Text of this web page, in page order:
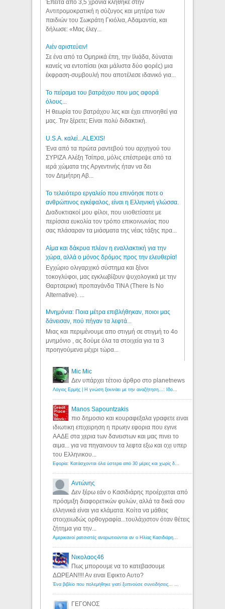
Έπειτα από 3,5 χρόνια κλήθηκε στην
Αντιτρομοκρατική η σύζυγος και μητέρα των
παιδιών του Σωκράτη Γκιόλια, Αδαμαντία, και
δήλωσε: «Μας έλεγ...
Aιέν αριστεύειν!
Σε ένα από τα Ομηρικά έπη, την Ιλιάδα, δύναται
κανείς να εντοπίσει (και μάλιστα δύο φορές) μια
έκφραση-συμβουλή που αποτέλεσε ιδανικό για...
Το πείραμα του βατράχου που μας αφορά
όλους...
Η θεωρία του βατράχου λες και έχει επινοηθεί για
μας. Την ξέρετε; Είναι πολύ διδακτική.
U.S.A. καλεί...ALEXIS!
Ένα από τα πρώτα ραντεβού του αρχηγού του
ΣΥΡΙΖΑ Αλέξη Τσίπρα, μόλις επέστρεψε από τα
ιερά χώματα της Αργεντινής ήταν να δει
τον Δημήτρη Αβ...
Το τελειότερο εργαλείο που επινόησε ποτε ο
ανθρώπινος εγκέφαλος, είναι η Ελληνική γλώσσα.
Διαδυκτιακοί μου φίλοι, που υιοθετίσατε με
περίσσια ευκολία τον τρόπο επικοινωνίας που
σας πλάσαραν τα μιάσματα της νέας τάξης πρα...
Αίμα και δάκρυα πλέον η εναλλακτική για την
χώρα, αλλά ο μόνος δρόμος προς την ελευθερία!
Εγχώριο ολιγαρχικό σύστημα και ξένοι
τοκογλύφοι, μας εγκλωβίζουν ψυχολογικά με την
Θαρτσερική προπαγάνδα TINA (There Is No
Alternative). ...
Μνημόνια: Ποια μέτρα επιβλήθηκαν, ποιοι μας
δάνεισαν, πού πήγαν τα λεφτά...
Μιας και περιμένουμε απο στιγμή σε στιγμή το 4ο
μνημόνιο , ας δούμε όλα τα στοιχεία για τα 3
προηγούμενα μέχρι τώρα...
Mic Mic
Δεν υπάρχει τέτοιο άρθρο στο planetnews
Λόγιος Ερμής | Η γνώση ξεκινάει με την αναζήτηση...: Ιδού οι 18 που χρωστούν 11 δις ευρώ!
Manos Sapountzakis
πιο δημοσιο και κουραφεξαλα γραφετε ειναι
ιδιωτικη επιχειρηση η πρωην εφορια που εγινε
ΑΑΔΕ στα χερια των δανειστων και μας πινει το
αιμα... για να πηγαινουν τα λεφτα εξω και οχι υπερ
του Ελληνικου...
Εφορία: Κατάσχονται όλα ύστερα από 30 μέρες και χωρίς δικαστικές αποφάσεις - Λόγιος Ερμής
Αντώνης
Δεν ξέρω εάν ο Κασιδιάρης προέρχεται από
πρόσμιξη διαφορετικών φυλών, αλλά τα δικά σου
ελληνικά είναι για κλάματα. Κοίτα να μάθεις
στοιχειωδώς ορθογραφία...τουλάχιστον όταν θέτεις
ζήτημα για την...
Αμερικανοί ρατσιστές αναρωτιούνται αν ο Ηλίας Κασιδιάρης ανήκει στη λευκή φυλή... - Λόγιος Ερμής
Νικολαος46
Πως μπορουμε να το κατεβασουμε
ΔΩΡΕΑΝ!!!! Αν ειναι Εφικτο Αυτο?
Ένα βιβλίο που πολεμήθηκε γιατί ξυπνούσε συνειδήσεις... - Λόγιος Ερμής | Η γνώση ξεκινάει με την αναζήτηση...
ΓΕΓΟΝΟΣ